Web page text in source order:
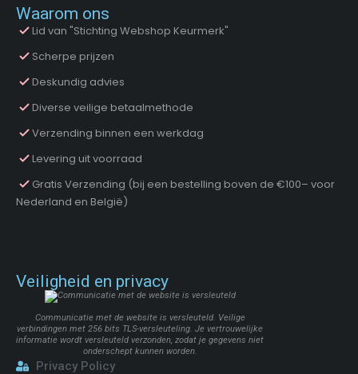
Waarom ons
Lid van "Stichting Webshop Keurmerk"
Scherpe prijzen
Deskundig advies
Diverse veilige betaalmethode
Verzending binnen een werkdag
Levering uit voorraad
Gratis Verzending (bij een bestelling boven de €100– voor
Nederland en België)
Veiligheid en privacy
Communicatie met de website is versleuteld. Veilige
verbindingen met 256 bits TLS-versleuteling. Je vertrouwelijke
informatie wordt versleuteld verzonden, zodat je gegevens niet
onderschept kunnen worden.
Privacy Policy